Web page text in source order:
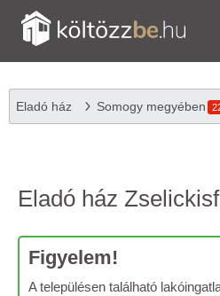
Eladó ház Somogy megyében
Eladó ház
Figyelem!
A településen található